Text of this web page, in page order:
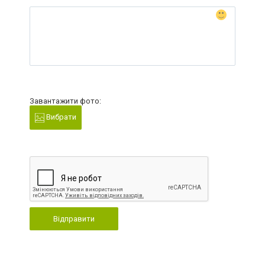
Завантажити фото:
Вибрати
Відправити